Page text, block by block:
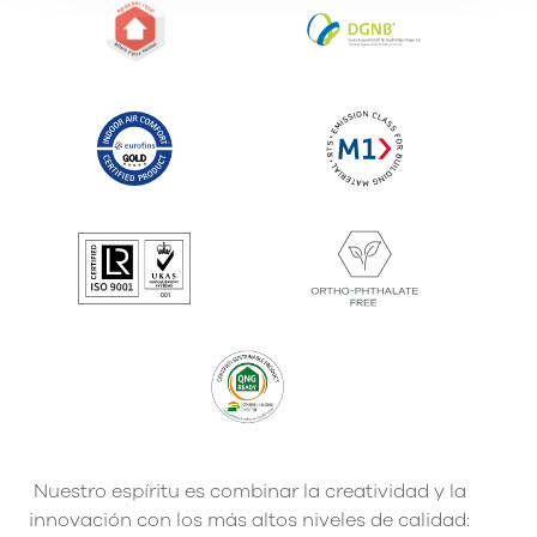
Nuestro espíritu es combinar la creatividad y la
innovación con los más altos niveles de calidad: